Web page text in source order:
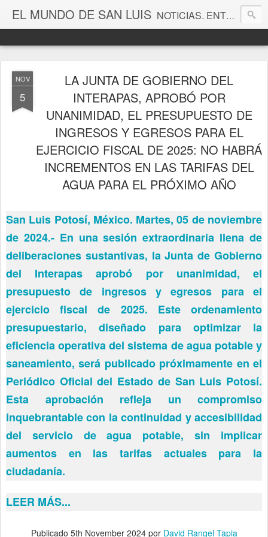
EL MUNDO DE SAN LUIS NOTICIAS. ENTRETENIMIENTO. EDITORIALES. CANAL DE VÍDEOS. GALERÍA DE FOTOGRAFÍAS.
NOV
5
LA JUNTA DE GOBIERNO DEL
INTERAPAS, APROBÓ POR
UNANIMIDAD, EL PRESUPUESTO DE
INGRESOS Y EGRESOS PARA EL
EJERCICIO FISCAL DE 2025: NO HABRÁ
INCREMENTOS EN LAS TARIFAS DEL
AGUA PARA EL PRÓXIMO AÑO
San Luis Potosí, México. Martes, 05 de noviembre
de 2024.- En una sesión extraordinaria llena de
deliberaciones sustantivas, la Junta de Gobierno
del Interapas aprobó por unanimidad, el
presupuesto de ingresos y egresos para el
ejercicio fiscal de 2025. Este ordenamiento
presupuestario, diseñado para optimizar la
eficiencia operativa del sistema de agua potable y
saneamiento, será publicado próximamente en el
Periódico Oficial del Estado de San Luis Potosí.
Esta aprobación refleja un compromiso
inquebrantable con la continuidad y accesibilidad
del servicio de agua potable, sin implicar
aumentos en las tarifas actuales para la
ciudadanía.
LEER MÁS...
Publicado 5th November 2024por David Rangel Tapia